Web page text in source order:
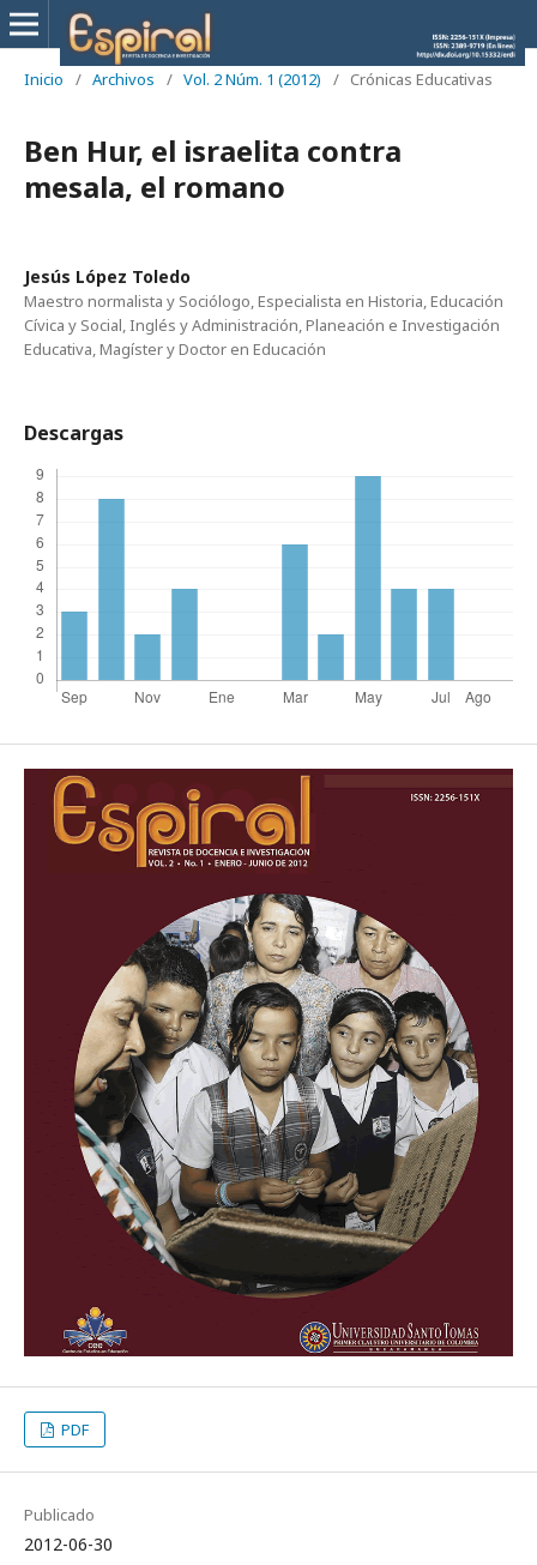
Inicio / Archivos / Vol. 2 Núm. 1 (2012) / Crónicas Educativas
Ben Hur, el israelita contra
mesala, el romano
Jesús López Toledo
Maestro normalista y Sociólogo, Especialista en Historia, Educación
Cívica y Social, Inglés y Administración, Planeación e Investigación
Educativa, Magíster y Doctor en Educación
Descargas
PDF
Publicado
2012-06-30